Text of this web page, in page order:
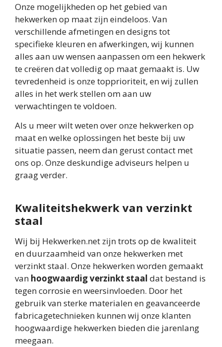
Onze mogelijkheden op het gebied van
hekwerken op maat zijn eindeloos. Van
verschillende afmetingen en designs tot
specifieke kleuren en afwerkingen, wij kunnen
alles aan uw wensen aanpassen om een hekwerk
te creëren dat volledig op maat gemaakt is. Uw
tevredenheid is onze topprioriteit, en wij zullen
alles in het werk stellen om aan uw
verwachtingen te voldoen.
Als u meer wilt weten over onze hekwerken op
maat en welke oplossingen het beste bij uw
situatie passen, neem dan gerust contact met
ons op. Onze deskundige adviseurs helpen u
graag verder.
Kwaliteitshekwerk van verzinkt
staal
Wij bij Hekwerken.net zijn trots op de kwaliteit
en duurzaamheid van onze hekwerken met
verzinkt staal. Onze hekwerken worden gemaakt
van hoogwaardig verzinkt staal dat bestand is
tegen corrosie en weersinvloeden. Door het
gebruik van sterke materialen en geavanceerde
fabricagetechnieken kunnen wij onze klanten
hoogwaardige hekwerken bieden die jarenlang
meegaan.